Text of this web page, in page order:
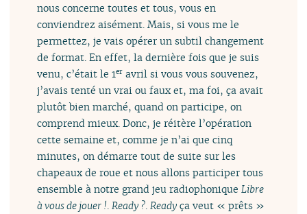
nous concerne toutes et tous, vous en
conviendrez aisément. Mais, si vous me le
permettez, je vais opérer un subtil changement
de format. En effet, la dernière fois que je suis
venu, c’était le 1er avril si vous vous souvenez,
j’avais tenté un vrai ou faux et, ma foi, ça avait
plutôt bien marché, quand on participe, on
comprend mieux. Donc, je réitère l’opération
cette semaine et, comme je n’ai que cinq
minutes, on démarre tout de suite sur les
chapeaux de roue et nous allons participer tous
ensemble à notre grand jeu radiophoniqueLibre
à vous de jouer !.Ready ?.Ready ça veut « prêts »